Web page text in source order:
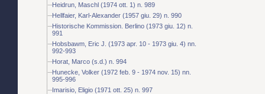
Heidrun, Maschl (1974 ott. 1) n. 989
Hellfaier, Karl-Alexander (1957 giu. 29) n. 990
Historische Kommission. Berlino (1973 giu. 12) n.
991
Hobsbawm, Eric J. (1973 apr. 10 - 1973 giu. 4) nn.
992-993
Horat, Marco (s.d.) n. 994
Hunecke, Volker (1972 feb. 9 - 1974 nov. 15) nn.
995-996
Imarisio, Eligio (1971 ott. 25) n. 997